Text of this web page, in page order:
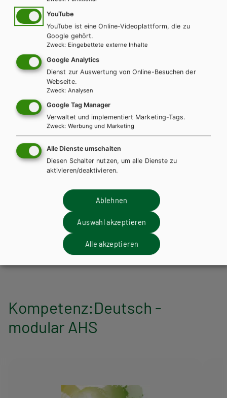
HAK/HAS
Sprachbuch für Handelsakademien. Band 3
Lehrbuch mit E-BOOK+
Lehrbuch E-BOOK+ Solo
Lehrer/innenausgabe
Lehrer/innen-DVD
Kompetenz:Deutsch -
modular AHS
YouTube
YouTube ist eine Online-Videoplattform, die zu
Google gehört.
Zweck: Eingebettete externe Inhalte
Google Analytics
Dienst zur Auswertung von Online-Besuchen der
Webseite.
Zweck: Analysen
Google Tag Manager
Verwaltet und implementiert Marketing-Tags.
Zweck: Werbung und Marketing
Alle Dienste umschalten
Diesen Schalter nutzen, um alle Dienste zu
aktivieren/deaktivieren.
Ablehnen
Auswahl akzeptieren
Alle akzeptieren